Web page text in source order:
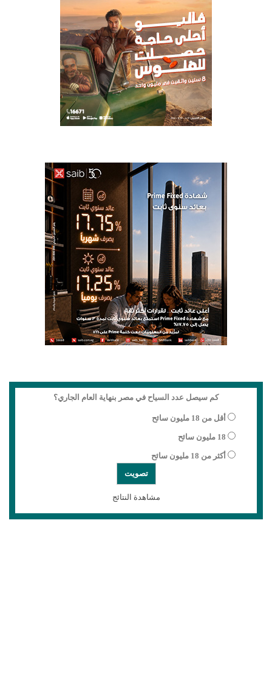
كم سيصل عدد السياح في مصر بنهاية العام الجاري؟
أقل من 18 مليون سائح
18 مليون سائح
أكثر من 18 مليون سائح
مشاهدة النتائج